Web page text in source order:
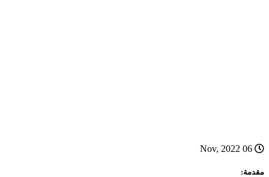
06 Nov, 2022
مقدمة: